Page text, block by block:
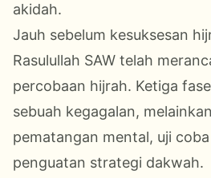
akidah.
Jauh sebelum kesuksesan
Rasulullah SAW telah
percobaan hijrah. Ketiga
sebuah kegagalan,
pematangan mental, uji
penguatan strategi dakwah.